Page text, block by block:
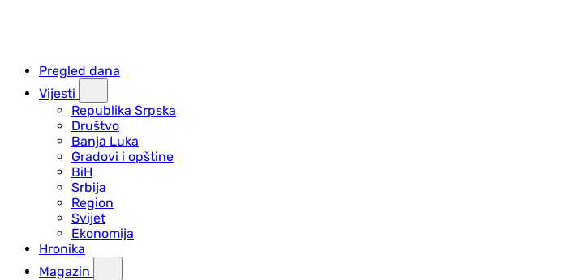
Pregled dana
Vijesti
Republika Srpska
Društvo
Banja Luka
Gradovi i opštine
BiH
Srbija
Region
Svijet
Ekonomija
Hronika
Magazin